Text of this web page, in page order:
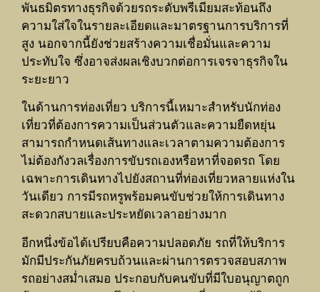
พันธมิตรทางธุรกิจด้วยรถระดับพรีเมียมสะท้อนถึง
ความใส่ใจในรายละเอียดและมาตรฐานการบริการที่
สูง นอกจากนี้ยังช่วยสร้างความเชื่อมั่นและความ
ประทับใจ ซึ่งอาจส่งผลเชิงบวกต่อการเจรจาธุรกิจใน
ระยะยาว
ในด้านการท่องเที่ยว บริการนี้เหมาะสำหรับนักท่อง
เที่ยวที่ต้องการความเป็นส่วนตัวและความยืดหยุ่น
สามารถกำหนดเส้นทางและเวลาตามความต้องการ
ไม่ต้องกังวลเรื่องการขับรถเองหรือหาที่จอดรถ โดย
เฉพาะการเดินทางไปยังสถานที่ท่องเที่ยวหลายแห่งใน
วันเดียว การมีรถหรูพร้อมคนขับช่วยให้การเดินทาง
สะดวกสบายและประหยัดเวลาอย่างมาก
อีกหนึ่งข้อได้เปรียบคือความปลอดภัย รถที่ให้บริการ
มักมีประกันภัยครบถ้วนและผ่านการตรวจสอบสภาพ
รถอย่างสม่ำเสมอ ประกอบกับคนขับที่มีใบอนุญาตถูก